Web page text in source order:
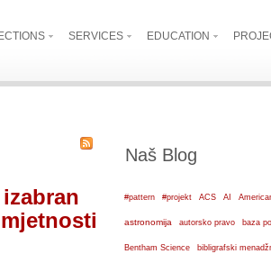
SERVICES EDUCATION
Naš Blog
#pattern #projekt ACS AI
astronomija autorsko pravo baza
Bentham Science bibligrafski